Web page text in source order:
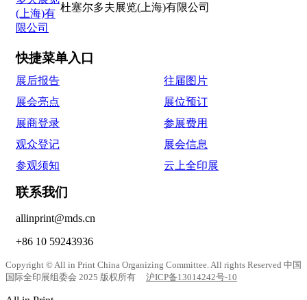
杜塞尔多夫展览(上海)有限公司
快捷菜单入口
展后报告
往届图片
展会亮点
展位预订
展商登录
参展费用
观众登记
展会信息
参观须知
云上全印展
联系我们
allinprint@mds.cn
+86 10 59243936
Copyright © All in Print China Organizing Committee. All rights Reserved 中国
国际全印展组委会 2025 版权所有 沪ICP备13014242号-10